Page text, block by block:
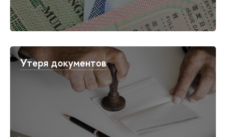
Утеря документов